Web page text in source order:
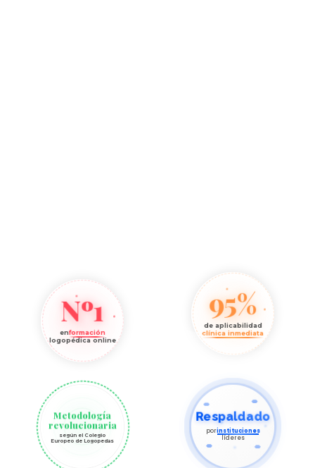
Nº1
enformación
logopédica online
95%
de aplicabilidad
clínica inmediata
Metodología
revolucionaria
Europeo de Logopedas
Respaldado
por
instituciones
líderes